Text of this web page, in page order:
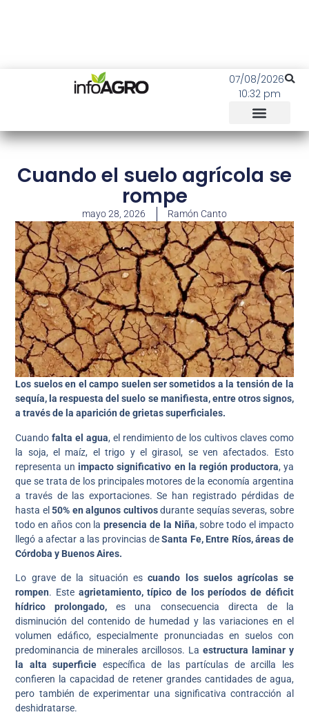
07/08/2026
10:32 pm
Cuando el suelo agrícola se
rompe
mayo 28, 2026 Ramón Canto
Los suelos en el campo suelen ser sometidos a la tensión de la
sequía, la respuesta del suelo se manifiesta, entre otros signos,
a través de la aparición de grietas superficiales.
Cuando falta el agua, el rendimiento de los cultivos claves como
la soja, el maíz, el trigo y el girasol, se ven afectados. Esto
representa unimpacto significativo en la región productora, ya
que se trata de los principales motores de la economía argentina
a través de las exportaciones. Se han registrado pérdidas de
hasta el 50% en algunos cultivosdurante sequías severas, sobre
todo en años con la presencia de la Niña, sobre todo el impacto
llegó a afectar a las provincias deSanta Fe, Entre Ríos, áreas de
Córdoba y Buenos Aires.
Lo grave de la situación escuando los suelos agrícolas se
rompen. Este agrietamiento, típico de los períodos de déficit
hídrico prolongado,es una consecuencia directa de la
disminución del contenido de humedad y las variaciones en el
volumen edáfico, especialmente pronunciadas en suelos con
predominancia de minerales arcillosos. La estructura laminar y
la alta superficie específica de las partículas de arcilla les
confieren la capacidad de retener grandes cantidades de agua,
pero también de experimentar una significativa contracción al
deshidratarse.